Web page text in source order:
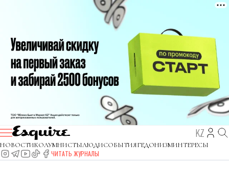
KZ
НОВОСТИКОЛУМНИСТЫЛЮДИСОБЫТИЯГЕДОНИЗМИНТЕРЕСЫ
ЧИТАТЬ ЖУРНАЛЫ